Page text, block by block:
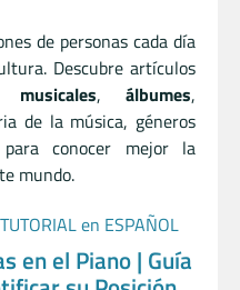
de personas cada día
Descubre artículos
musicales, álbumes,
de la música, géneros
conocer mejor la
mundo.
en el Piano | Guía